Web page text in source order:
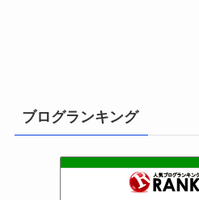
ブログランキング